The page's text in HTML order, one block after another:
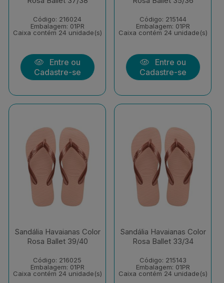
Código: 216024
Embalagem: 01PR
Caixa contém 24 unidade(s)
Entre ou
Cadastre-se
Código: 215144
Embalagem: 01PR
Caixa contém 24 unidade(s)
Entre ou
Cadastre-se
Sandália Havaianas Color
Rosa Ballet 39/40
Código: 216025
Embalagem: 01PR
Caixa contém 24 unidade(s)
Sandália Havaianas Color
Rosa Ballet 33/34
Código: 215143
Embalagem: 01PR
Caixa contém 24 unidade(s)